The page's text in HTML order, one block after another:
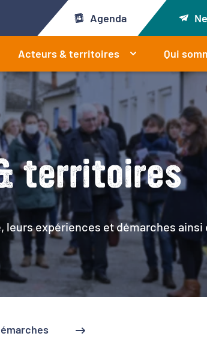
Agenda
Acteurs & territoires Qui
territoires
expériences et démarches ainsi